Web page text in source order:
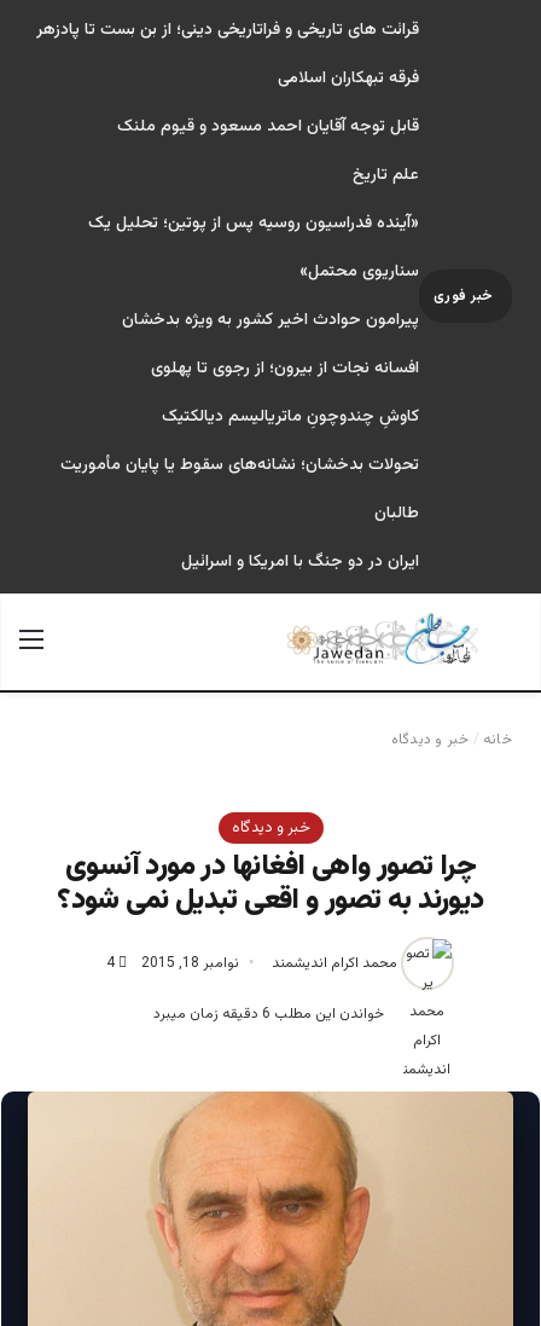
خبر فوری
قرائت های تاریخی و فراتاریخی دینی؛ از بن بست تا پادزهر
فرقه تبهکاران اسلامی
قابل توجه آقایان احمد مسعود و قیوم ملنک
علم تاریخ
«آینده فدراسیون روسیه پس از پوتین؛ تحلیل یک
سناریوی محتمل»
پیرامون حوادث اخیر کشور به ویژه بدخشان
افسانه نجات از بیرون؛ از رجوی تا پهلوی
کاوشِ چندو‌چونِ ماتریالیسم دیالکتیک
تحولات بدخشان؛ نشانه‌های سقوط یا پایان مأموریت
طالبان
ایران در دو جنگ با امریکا و اسرائیل
جستجو برای
خانه / خبر و دیدگاه
خبر و دیدگاه
چرا تصور واهی افغانها در مورد آنسوی
دیورند به تصور و اقعی تبدیل نمی شود؟
محمد اکرام اندیشمند نوامبر 18, 2015 4
خواندن این مطلب 6 دقیقه زمان میبرد